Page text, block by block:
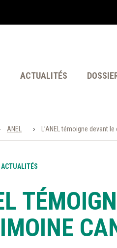
ACTUALITÉS
ANEL › L’ANEL témoigne devant
ACTUALITÉS